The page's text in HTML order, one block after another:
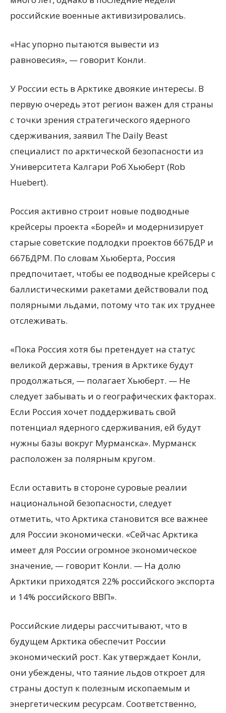
российские военные активизировались.
«Нас упорно пытаются вывести из
равновесия», — говорит Конли.
У России есть в Арктике двоякие интересы. В
первую очередь этот регион важен для страны
с точки зрения стратегического ядерного
сдерживания, заявил The Daily Beast
специалист по арктической безопасности из
Университета Калгари Роб Хьюберт (Rob
Huebert).
Россия активно строит новые подводные
крейсеры проекта «Борей» и модернизирует
старые советские подлодки проектов 667БДР и
667БДРМ. По словам Хьюберта, Россия
предпочитает, чтобы ее подводные крейсеры с
баллистическими ракетами действовали под
полярными льдами, потому что так их труднее
отслеживать.
«Пока Россия хотя бы претендует на статус
великой державы, трения в Арктике будут
продолжаться, — полагает Хьюберт. — Не
следует забывать и о географических факторах.
Если Россия хочет поддерживать свой
потенциал ядерного сдерживания, ей будут
нужны базы вокруг Мурманска». Мурманск
расположен за полярным кругом.
Если оставить в стороне суровые реалии
национальной безопасности, следует
отметить, что Арктика становится все важнее
для России экономически. «Сейчас Арктика
имеет для России огромное экономическое
значение, — говорит Конли. — На долю
Арктики приходятся 22% российского экспорта
и 14% российского ВВП».
Российские лидеры рассчитывают, что в
будущем Арктика обеспечит России
экономический рост. Как утверждает Конли,
они убеждены, что таяние льдов откроет для
страны доступ к полезным ископаемым и
энергетическим ресурсам. Соответственно,